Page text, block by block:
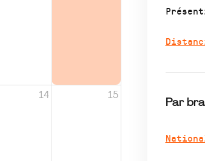
Par
14 15